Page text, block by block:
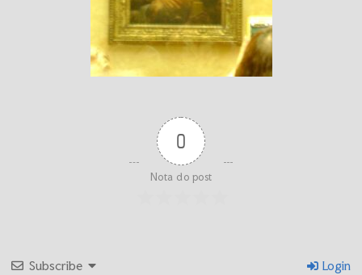
0
Nota do post
Subscribe Login